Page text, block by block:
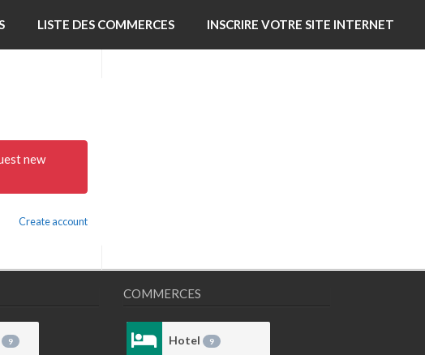
LISTE DES COMMERCES INSCRIRE VOTRE SITE INTERNET
new
Create account
9
COMMERCES
Hotel 9